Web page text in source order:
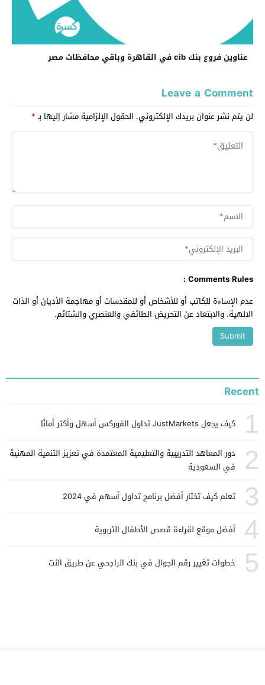
عناوين فروع بنك cib في القاهرة وباقي محافظات مصر
Leave a Comment
لن يتم نشر عنوان بريدك الإلكتروني. الحقول الإلزامية مشار إليها بـ*
Comments Rules :
عدم الإساءة للكاتب أو للأشخاص أو للمقدسات أو مهاجمة الأديان أو الذات
الالهية. والابتعاد عن التحريض الطائفي والعنصري والشتائم.
Recent
1 كيف يجعل JustMarkets تداول الفوركس أسهل وأكثر أمانًا
2
دور المعاهد التدريبية والتعليمية المعتمدة في تعزيز التنمية المهنية
في السعودية
3 تعلم كيف تختار أفضل برنامج تداول أسهم في 2024
4 أفضل موقع لقراءة قصص الأطفال التربوية
5 خطوات تغيير رقم الجوال في بنك الراجحي عن طريق النت